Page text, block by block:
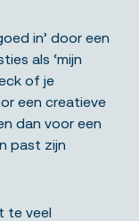
in’ door een
als ‘mijn
of je
een creatieve
dan voor een
past zijn
te veel